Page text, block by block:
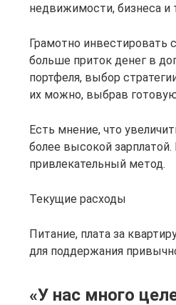
недвижимости, бизнеса и
Грамотно
больше приток денег в
портфеля, выбор
их можно, выбрав
Есть мнение, что
более высокой
привлекательный метод.
Текущие расходы
Питание, плата за
для поддержания
«У нас много